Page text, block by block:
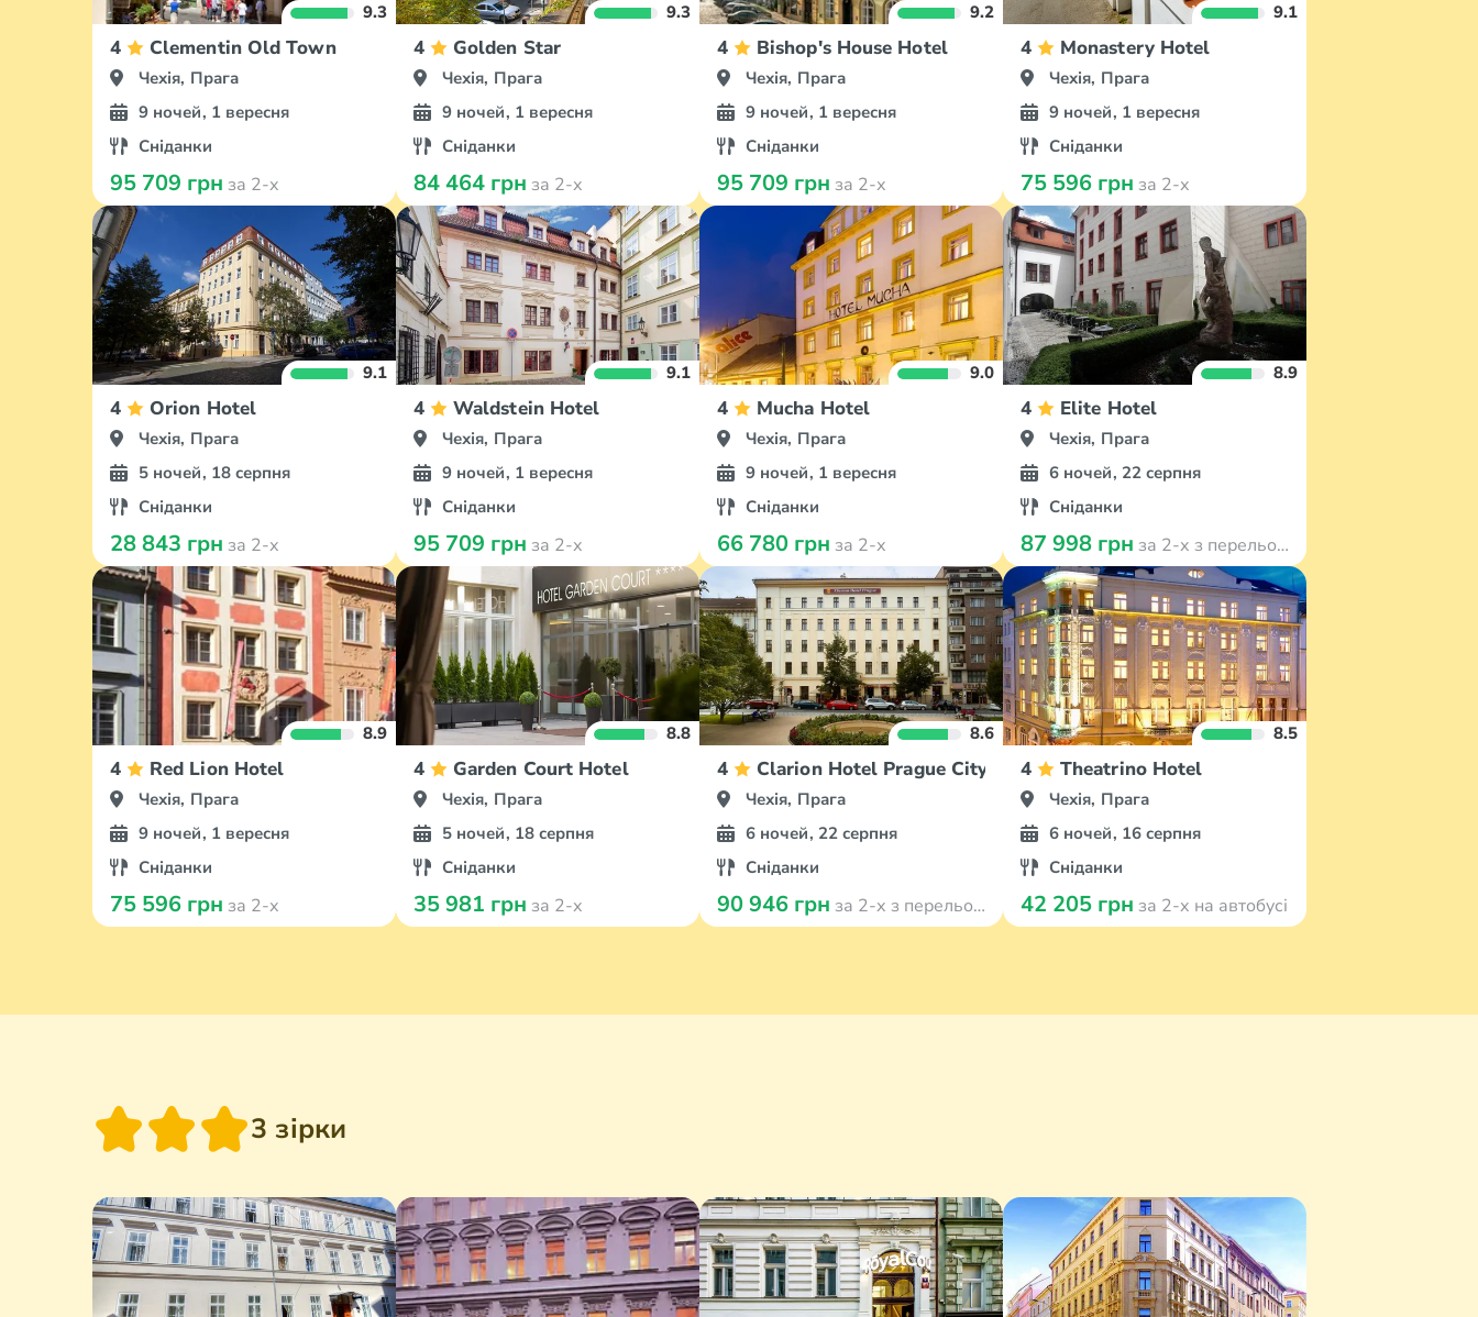
9.3
4 Clementin Old Town
Чехія, Прага
9 ночей, 1 вересня
Сніданки
95 709 грн за 2-х
9.3
4 Golden Star
Чехія, Прага
9 ночей, 1 вересня
Сніданки
84 464 грн за 2-х
9.2
4 Bishop's House Hotel
Чехія, Прага
9 ночей, 1 вересня
Сніданки
95 709 грн за 2-х
9.1
4 Monastery Hotel
Чехія, Прага
9 ночей, 1 вересня
Сніданки
75 596 грн за 2-х
9.1
4 Orion Hotel
Чехія, Прага
5 ночей, 18 серпня
Сніданки
28 843 грн за 2-х
9.1
4 Waldstein Hotel
Чехія, Прага
9 ночей, 1 вересня
Сніданки
95 709 грн за 2-х
9.0
4 Mucha Hotel
Чехія, Прага
9 ночей, 1 вересня
Сніданки
66 780 грн за 2-х
8.9
4 Elite Hotel
Чехія, Прага
6 ночей, 22 серпня
Сніданки
87 998 грн за 2-х з перельотом
8.9
4 Red Lion Hotel
Чехія, Прага
9 ночей, 1 вересня
Сніданки
75 596 грн за 2-х
8.8
4 Garden Court Hotel
Чехія, Прага
5 ночей, 18 серпня
Сніданки
35 981 грн за 2-х
8.6
4 Clarion Hotel Prague City
Чехія, Прага
6 ночей, 22 серпня
Сніданки
90 946 грн за 2-х з перельотом
8.5
4 Theatrino Hotel
Чехія, Прага
6 ночей, 16 серпня
Сніданки
42 205 грн за 2-х на автобусі
3 зірки